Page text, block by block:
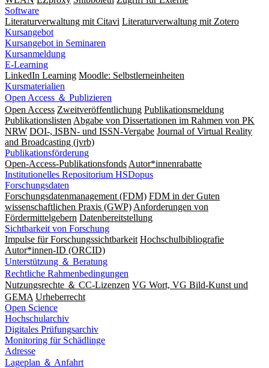
Software
Literaturverwaltung mit Citavi Literaturverwaltung mit Zotero
Kursangebot
Kursangebot in Seminaren
Kursanmeldung
E-Learning
LinkedIn Learning Moodle: Selbstlerneinheiten
Kursmaterialien
Open Access ＆ Publizieren
Open Access Zweitveröffentlichung Publikationsmeldung
Publikationslisten Abgabe von Dissertationen im Rahmen von PK
NRW DOI-, ISBN- und ISSN-Vergabe Journal of Virtual Reality
and Broadcasting (jvrb)
Publikationsförderung
Open-Access-Publikationsfonds Autor*innenrabatte
Institutionelles Repositorium HSDopus
Forschungsdaten
Forschungsdatenmanagement (FDM) FDM in der Guten
wissenschaftlichen Praxis (GWP) Anforderungen von
Fördermittelgebern Datenbereitstellung
Sichtbarkeit von Forschung
Impulse für Forschungssichtbarkeit Hochschulbibliografie
Autor*innen-ID (ORCID)
Unterstützung ＆ Beratung
Rechtliche Rahmenbedingungen
Nutzungsrechte ＆ CC-Lizenzen VG Wort, VG Bild-Kunst und
GEMA Urheberrecht
Open Science
Hochschularchiv
Digitales Prüfungsarchiv
Monitoring für Schädlinge
Adresse
Lageplan ＆ Anfahrt